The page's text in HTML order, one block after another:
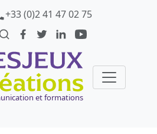
+33 (0)2 41 47 02 75
et formations